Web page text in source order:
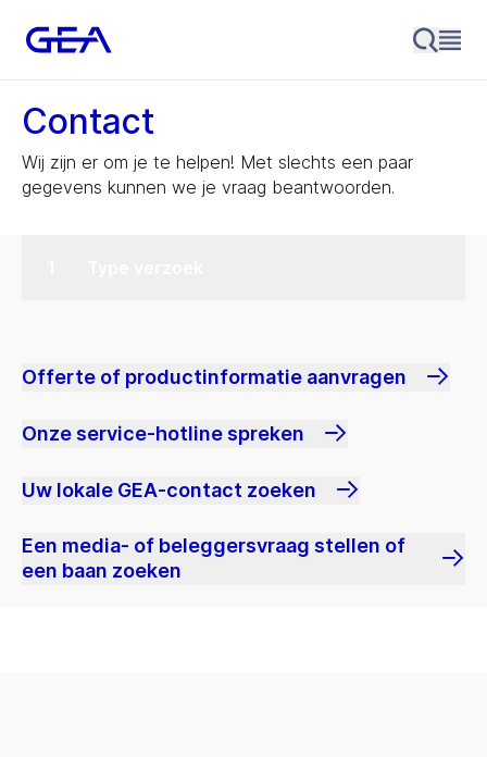
Contact
Wij zijn er om je te helpen! Met slechts een paar
gegevens kunnen we je vraag beantwoorden.
Offerte of productinformatie aanvragen
Onze service-hotline spreken
Uw lokale GEA-contact zoeken
Een media- of beleggersvraag stellen of
een baan zoeken